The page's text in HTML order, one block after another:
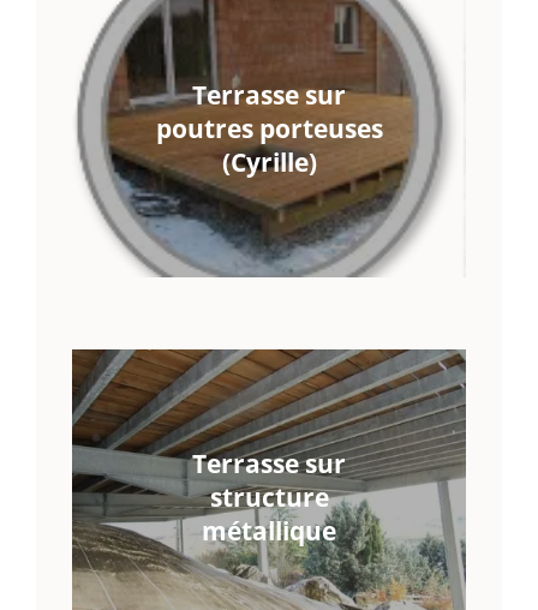
Terrasse sur
poutres porteuses
(Cyrille)
Terrasse sur
structure
métallique